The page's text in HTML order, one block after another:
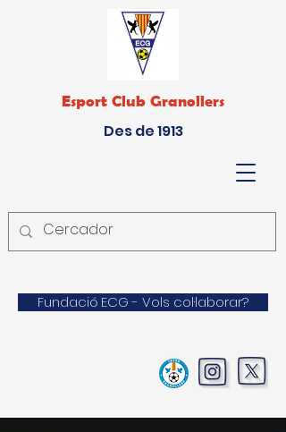
Fundació ECG - Vols col·laborar?
Esport Club Granollers
Des de 1913